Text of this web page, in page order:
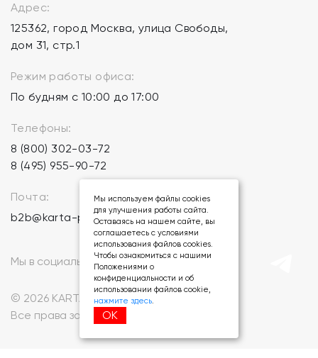
Адрес:
125362, город Москва, улица Свободы,
дом 31, стр.1
Режим работы офиса:
По будням с 10:00 до 17:00
Телефоны:
8 (800) 302-03-72
8 (495) 955-90-72
Почта:
b2b@karta-podarkov.ru
© 2026 KARTA-PODARKOV.RU.
Все права защищены.
Мы в социальных сетях:
Мы используем файлы cookies
для улучшения работы сайта.
Оставаясь на нашем сайте, вы
соглашаетесь с условиями
использования файлов cookies.
Чтобы ознакомиться с нашими
Положениями о
конфиденциальности и об
использовании файлов cookie,
нажмите здесь.
ОК